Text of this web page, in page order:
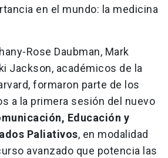
en el mundo: la medicina
Rose Daubman, Mark
Jackson, académicos de la
formaron parte de los
a la primera sesión del nuevo
Educación y
Paliativos, en modalidad
avanzado que potencia las